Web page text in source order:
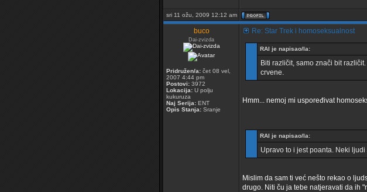
sri 11 ožu, 2009 12:12 am
buco
Dai-zvizda
Pridružen/a: čet 08 vel,
2007 4:44 pm
Postovi: 3972
Lokacija: U polju
kukuruza
Naj Serija: ENT
Opis Stanja: Sranje
Re: Star Trek i homoseksualnost
RAI je napisao/la:
Biti različit, samo znači bit
crvene.
Hmm... nemoj mi uspoređivat
RAI je napisao/la:
Upravo to i jest poanta. Neki
Mislim da sam ti već nešto rekao o
drugo. Niti ču ja tebe natjeravati da ih